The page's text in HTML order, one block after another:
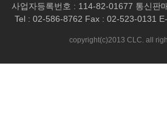
사업자등록번호 : 114-82-01677 통신판
Tel : 02-586-8762 Fax : 02-523-0131
copyright(c)2013 CLC. all